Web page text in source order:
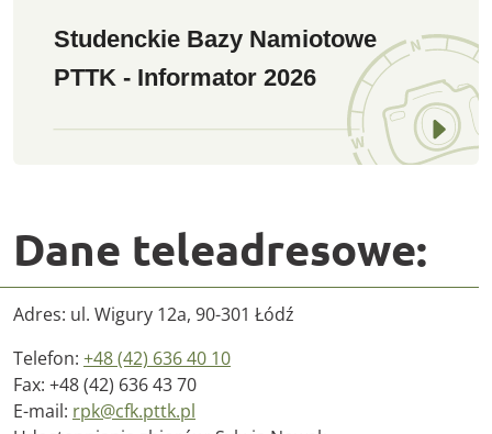
Studenckie Bazy Namiotowe
PTTK - Informator 2026
Dane teleadresowe:
Adres: ul. Wigury 12a, 90-301 Łódź
Telefon: +48 (42) 636 40 10
Fax: +48 (42) 636 43 70
E-mail: rpk@cfk.pttk.pl